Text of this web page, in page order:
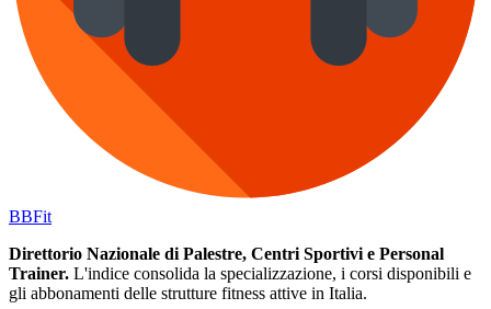
BBFit
Direttorio Nazionale di Palestre, Centri Sportivi e Personal
Trainer. L'indice consolida la specializzazione, i corsi disponibili e
gli abbonamenti delle strutture fitness attive in Italia.